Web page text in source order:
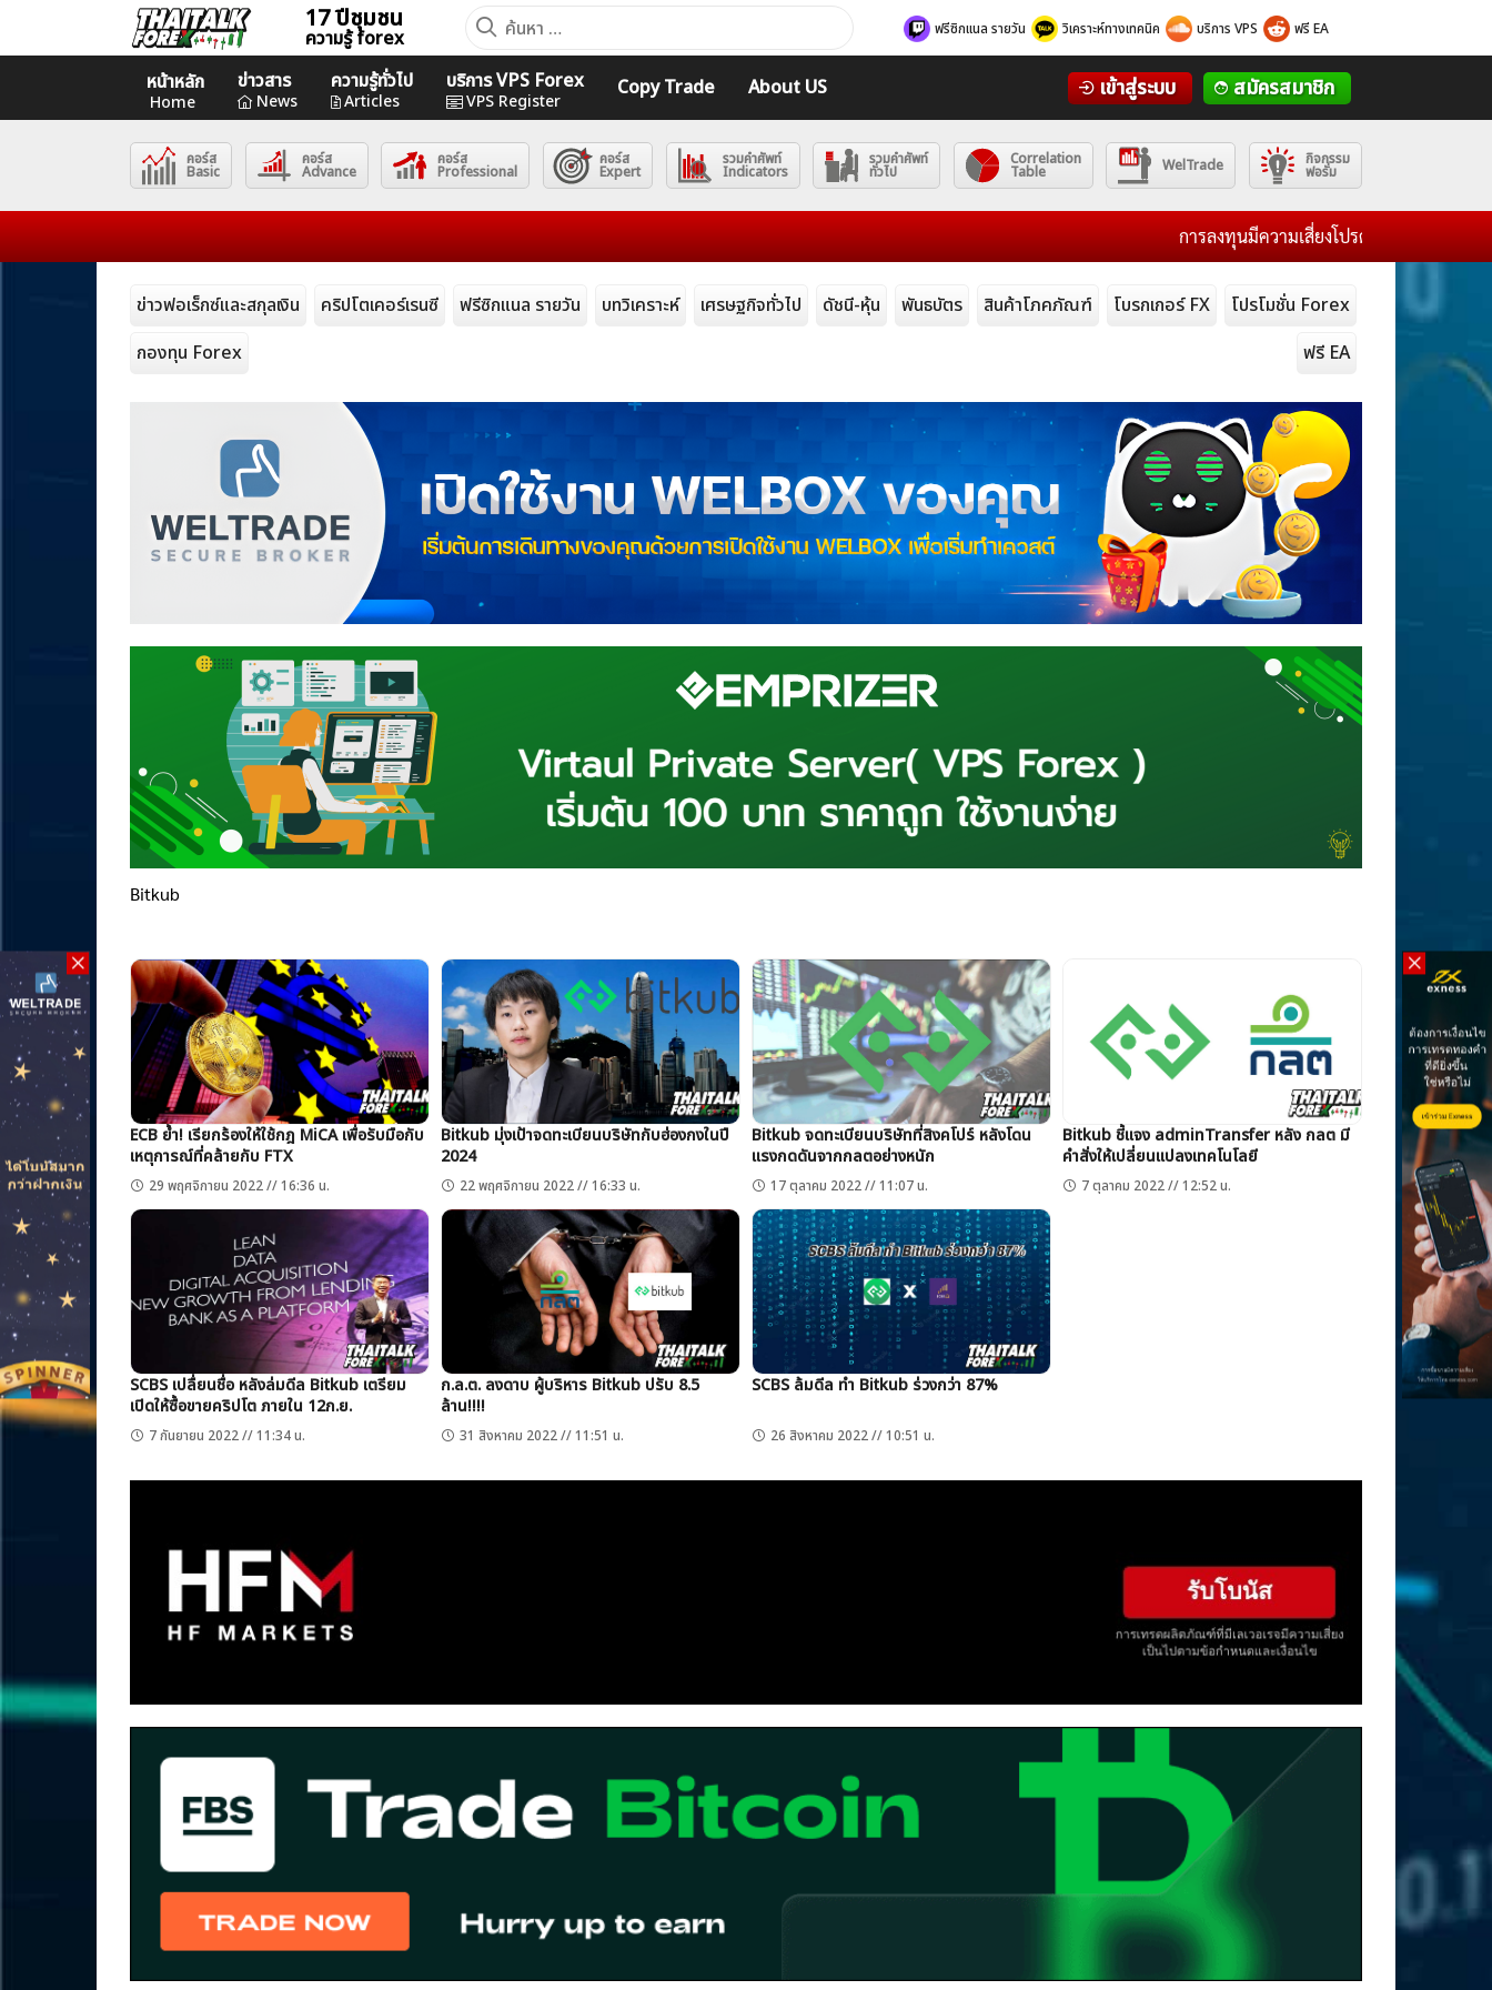
17 ปีชุมชน
ความรู้ forex
ค้นหา
สำหรับ:
ฟรีซิกแนล รายวัน วิเคราะห์ทางเทคนิค บริการ VPS ฟรี EA
หน้าหลัก
Home
ข่าวสาร
News
ความรู้ทั่วไป
Articles
บริการ VPS Forex
VPS Register
Copy Trade About US เข้าสู่ระบบ สมัครสมาชิก
News
VPS Register
สำหรับ:
คอร์ส
Basic
คอร์ส
Advance
คอร์ส
Professional
คอร์ส
Expert
รวมคำศัพท์
Indicators
รวมคำศัพท์
ทั่วไป
Correlation
Table WelTrade กิจกรรม
ฟอรั่ม
การลงทุนมีความเสี่ยงโปรดศึกษาข้อมูลก่อนการตัด
ข่าวฟอเร็กซ์และสกุลเงิน คริปโตเคอร์เรนซี ฟรีซิกแนล รายวัน บทวิเคราะห์ เศรษฐกิจทั่วไป ดัชนี-หุ้น พันธบัตร สินค้าโภคภัณฑ์ โบรกเกอร์ FX
โปรโมชั่น Forex
กองทุน Forex
ฟรี EA
Bitkub
ECB ย้ำ! เรียกร้องให้ใช้กฎ MiCA เพื่อรับมือกับ
เหตุการณ์ที่คล้ายกับ FTX
29 พฤศจิกายน 2022 // 16:36 น.
Bitkub มุ่งเป้าจดทะเบียนบริษัทกับฮ่องกงในปี
2024
22 พฤศจิกายน 2022 // 16:33 น.
Bitkub จดทะเบียนบริษัทที่สิงคโปร์ หลังโดน
แรงกดดันจากกลตอย่างหนัก
17 ตุลาคม 2022 // 11:07 น.
Bitkub ชี้แจง adminTransfer หลัง กลต มี
คำสั่งให้เปลี่ยนแปลงเทคโนโลยี
7 ตุลาคม 2022 // 12:52 น.
SCBS เปลื่ยนชื่อ หลังล่มดีล Bitkub เตรียม
เปิดให้ซื้อขายคริปโต ภายใน 12ก.ย.
7 กันยายน 2022 // 11:34 น.
ก.ล.ต. ลงดาบ ผู้บริหาร Bitkub ปรับ 8.5
ล้าน!!!!
31 สิงหาคม 2022 // 11:51 น.
SCBS ล้มดีล ทำ Bitkub ร่วงกว่า 87%
26 สิงหาคม 2022 // 10:51 น.